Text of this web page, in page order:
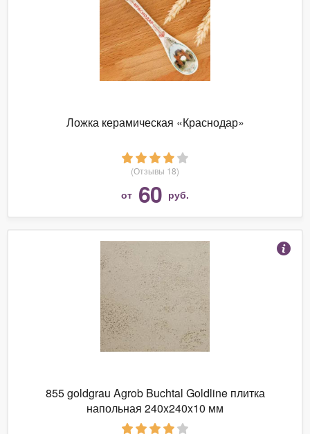
Ложка керамическая «Краснодар»
(Отзывы 18)
от 60 руб.
855 goldgrau Agrob Buchtal Goldline плитка
напольная 240x240x10 мм